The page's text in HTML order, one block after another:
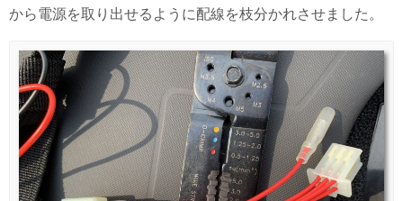
から電源を取り出せるように配線を枝分かれさせました。